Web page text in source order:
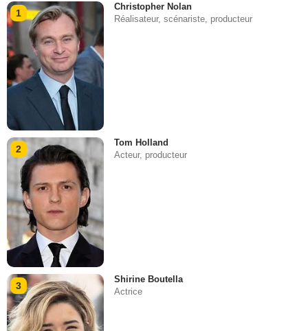
1
Christopher Nolan
Réalisateur, scénariste, producteur
2
Tom Holland
Acteur, producteur
3
Shirine Boutella
Actrice